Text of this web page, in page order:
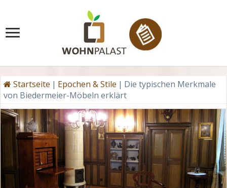
Startseite | Epochen & Stile | Die typischen Merkmale
von Biedermeier-Möbeln erklärt